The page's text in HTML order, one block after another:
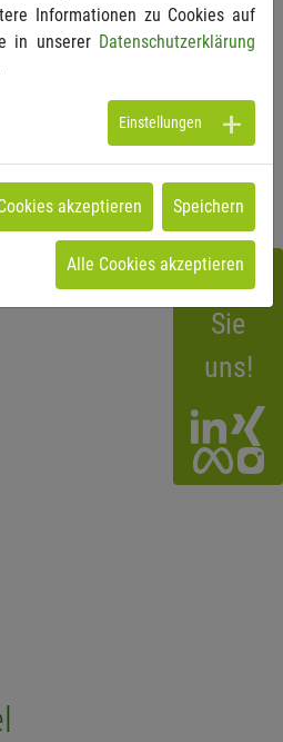
haben, können Sie uns
Folgen
Sie
uns!
Informationen zu Cookies auf
in unserer Datenschutzerklärung
Einstellungen
akzeptieren Speichern
Alle Cookies akzeptieren